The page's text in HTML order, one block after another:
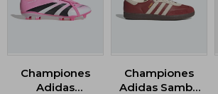
Championes
Adidas
Championes
Adidas Samba